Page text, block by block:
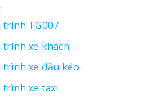
TG007
xe khách
xe đầu kéo
trình xe taxi